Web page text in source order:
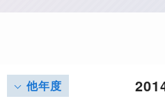
他年度